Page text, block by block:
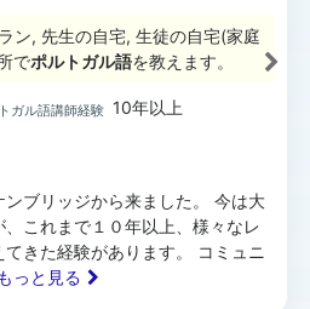
ン, 先生の自宅, 生徒の自宅(家庭
でポルトガル語を教えます。
ガル語講師経験 10年以上
ブリッジから来ました。 今は大
これまで１０年以上、様々なレ
きた経験があります。 コミュニ
っと見る